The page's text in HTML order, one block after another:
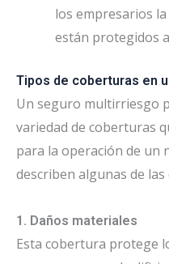
los empresarios
están protegidos
Tipos de coberturas en
Un seguro multirriesgo
variedad de coberturas
para la operación de un
describen algunas de
1. Daños materiales
Esta cobertura protege